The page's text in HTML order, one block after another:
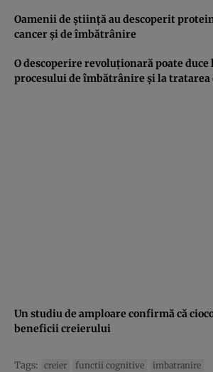
Oamenii de ştiinţă au descoperit
cancer şi de îmbătrânire
O descoperire revoluţionară poate
procesului de îmbătrânire şi la
Un studiu de amploare confirmă că
beneficii creierului
Tags: creier functii cognitive imbatranire